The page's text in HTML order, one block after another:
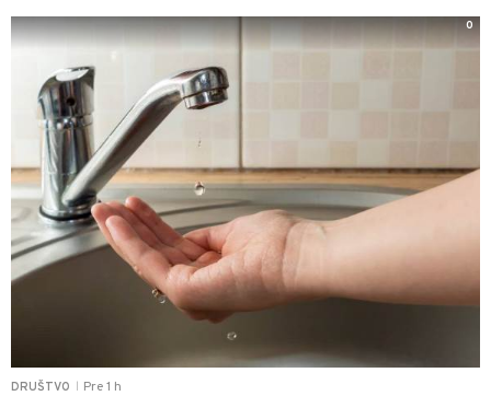
DRUŠTVO Pre 1 h
0